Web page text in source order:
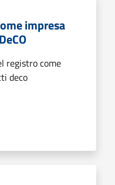
impresa
registro come
deco